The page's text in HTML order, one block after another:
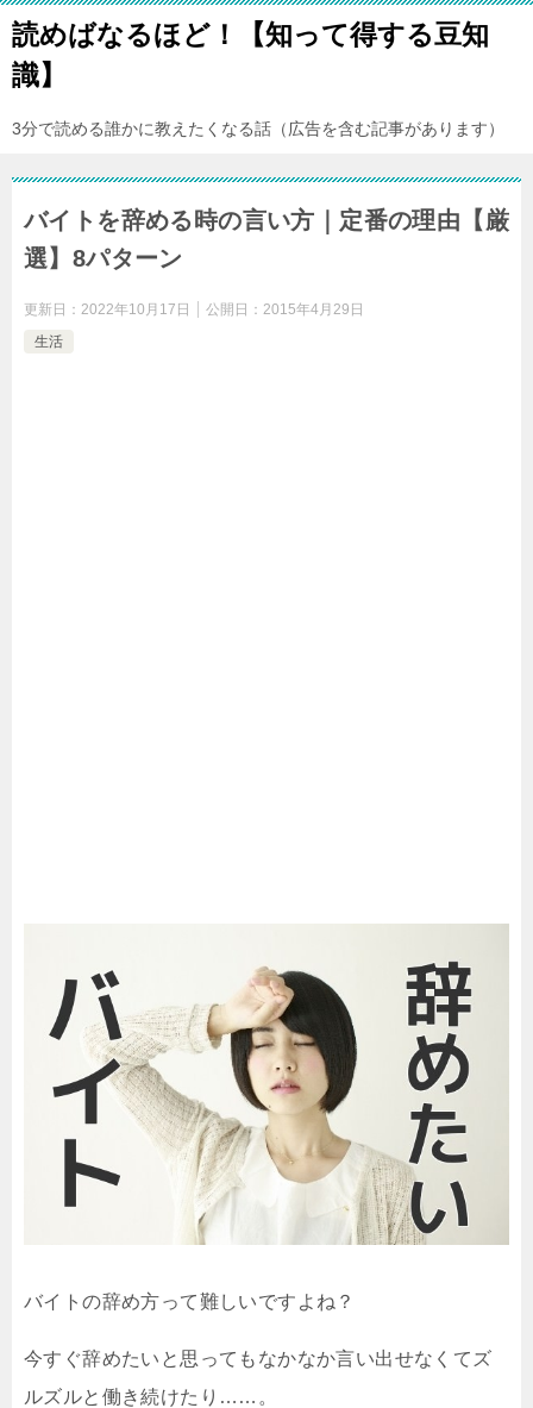
読めばなるほど！【知って得する豆知
識】
3分で読める誰かに教えたくなる話（広告を含む記事があります）
バイトを辞める時の言い方｜定番の理由【厳
選】8パターン
更新日： 2022年10月17日 公開日： 2015年4月29日
生活
バイトの辞め方って難しいですよね？
今すぐ辞めたいと思ってもなかなか言い出せなくてズ
ルズルと働き続けたり……。